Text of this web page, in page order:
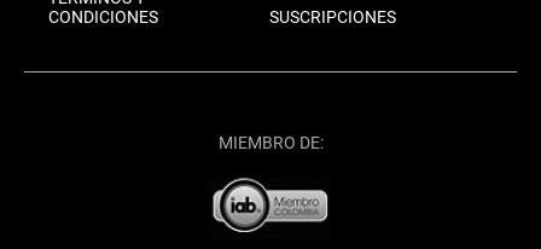
CONDICIONES
SUSCRIPCIONES
MIEMBRO DE: